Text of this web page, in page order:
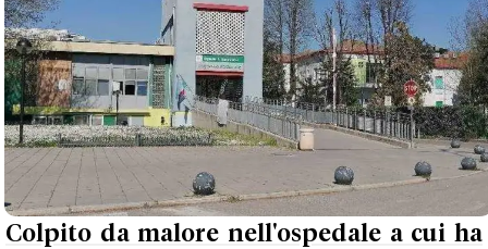
Colpito da malore nell'ospedale a cui ha